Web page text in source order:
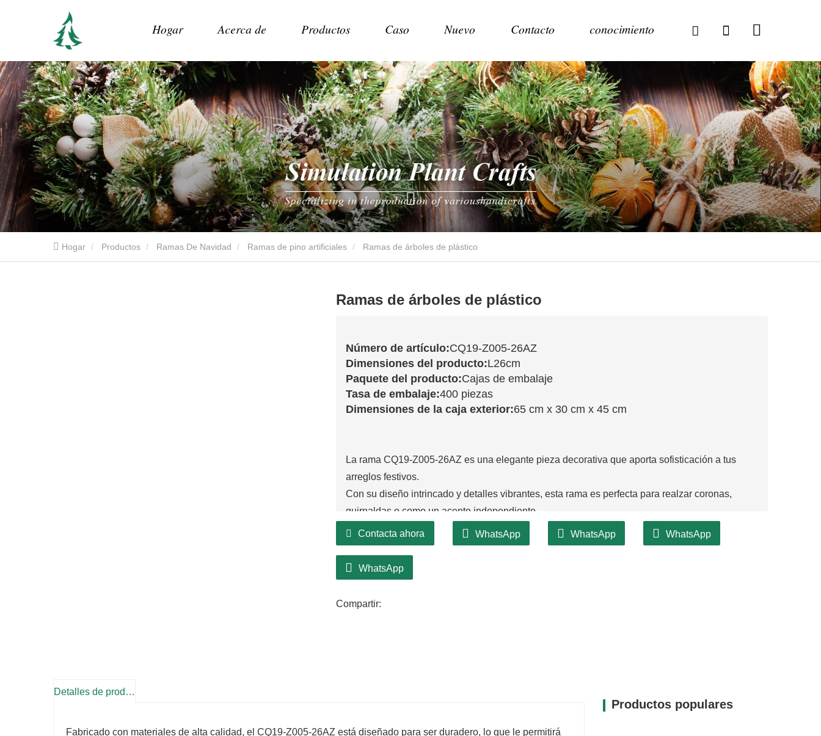
Hogar Acerca de Productos Caso Nuevo Contacto conocimiento
Hogar Productos Ramas De Navidad Ramas de pino artificiales Ramas de árboles de plástico
Ramas de árboles de plástico
Número de artículo:CQ19-Z005-26AZ
Dimensiones del producto:L26cm
Paquete del producto:Cajas de embalaje
Tasa de embalaje:400 piezas
Dimensiones de la caja exterior:65 cm x 30 cm x 45 cm
La rama CQ19-Z005-26AZ es una elegante pieza decorativa que aporta sofisticación a tus
arreglos festivos.
Con su diseño intrincado y detalles vibrantes, esta rama es perfecta para realzar coronas,
guirnaldas o como un acento independiente.
Captura la esencia de la temporada, permitiéndote crear un ambiente cálido y acogedor en tu
hogar.
Una de las características destacadas del CQ19-Z005-26AZ es su versatilidad.
Esta rama puede combinarse fácilmente con varios estilos de decoración, ya sea que prefieras
Contacta ahora WhatsApp WhatsApp WhatsApp
WhatsApp
Compartir:
Detalles de producto
Fabricado con materiales de alta calidad, el CQ19-Z005-26AZ está diseñado para ser duradero, lo que le permitirá
Productos populares